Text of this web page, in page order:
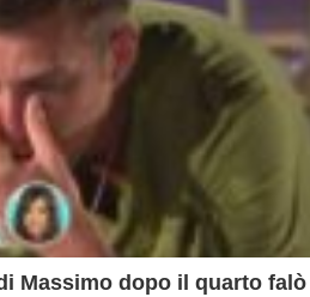
Massimo dopo il quarto falò